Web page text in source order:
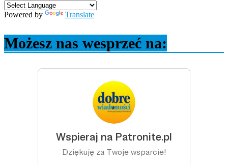
Powered by Translate
Możesz nas wesprzeć na: